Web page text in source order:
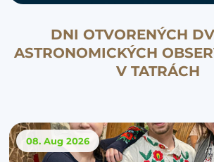
DNI OTVORENÝCH
ASTRONOMICKÝCH
V TATRÁCH
08. Aug 2026